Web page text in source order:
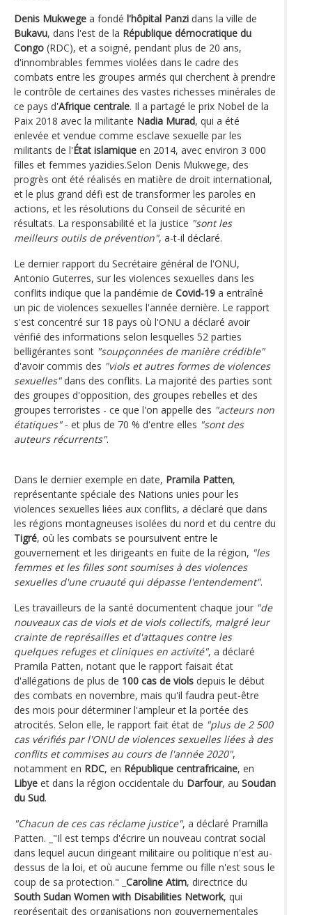
Denis Mukwege a fondé l'hôpital Panzi dans la ville de
Bukavu, dans l'est de la République démocratique du
Congo (RDC), et a soigné, pendant plus de 20 ans,
d'innombrables femmes violées dans le cadre des
combats entre les groupes armés qui cherchent à prendre
le contrôle de certaines des vastes richesses minérales de
ce pays d'Afrique centrale. Il a partagé le prix Nobel de la
Paix 2018 avec la militante Nadia Murad, qui a été
enlevée et vendue comme esclave sexuelle par les
militants de l'État islamique en 2014, avec environ 3 000
filles et femmes yazidies.Selon Denis Mukwege, des
progrès ont été réalisés en matière de droit international,
et le plus grand défi est de transformer les paroles en
actions, et les résolutions du Conseil de sécurité en
résultats. La responsabilité et la justice "sont les
meilleurs outils de prévention", a-t-il déclaré.
Le dernier rapport du Secrétaire général de l'ONU,
Antonio Guterres, sur les violences sexuelles dans les
conflits indique que la pandémie de Covid-19 a entraîné
un pic de violences sexuelles l'année dernière. Le rapport
s'est concentré sur 18 pays où l'ONU a déclaré avoir
vérifié des informations selon lesquelles 52 parties
belligérantes sont "soupçonnées de manière crédible"
d'avoir commis des "viols et autres formes de violences
sexuelles"dans des conflits. La majorité des parties sont
des groupes d'opposition, des groupes rebelles et des
groupes terroristes - ce que l'on appelle des "acteurs non
étatiques"- et plus de 70 % d'entre elles "sont des
auteurs récurrents".
Dans le dernier exemple en date, Pramila Patten,
représentante spéciale des Nations unies pour les
violences sexuelles liées aux conflits, a déclaré que dans
les régions montagneuses isolées du nord et du centre du
Tigré, où les combats se poursuivent entre le
gouvernement et les dirigeants en fuite de la région, "les
femmes et les filles sont soumises à des violences
sexuelles d'une cruauté qui dépasse l'entendement".
Les travailleurs de la santé documentent chaque jour "de
nouveaux cas de viols et de viols collectifs, malgré leur
crainte de représailles et d'attaques contre les
quelques refuges et cliniques en activité", a déclaré
Pramila Patten, notant que le rapport faisait état
d'allégations de plus de 100 cas de viols depuis le début
des combats en novembre, mais qu'il faudra peut-être
des mois pour déterminer l'ampleur et la portée des
atrocités. Selon elle, le rapport fait état de "plus de 2 500
cas vérifiés par l'ONU de violences sexuelles liées à des
conflits et commises au cours de l'année 2020",
notamment en RDC, en République centrafricaine, en
Libye et dans la région occidentale du Darfour, au Soudan
du Sud.
"Chacun de ces cas réclame justice", a déclaré Pramilla
Patten. _"Il est temps d'écrire un nouveau contrat social
dans lequel aucun dirigeant militaire ou politique n'est au-
dessus de la loi, et où aucune femme ou fille n'est sous le
coup de sa protection." _ Caroline Atim, directrice du
South Sudan Women with Disabilities Network, qui
représentait des organisations non gouvernementales